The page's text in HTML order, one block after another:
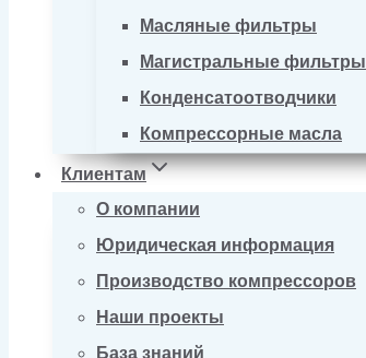
Масляные фильтры
Магистральные фильтры
Конденсатоотводчики
Компрессорные масла
Клиентам
О компании
Юридическая информация
Производство компрессоров
Наши проекты
База знаний